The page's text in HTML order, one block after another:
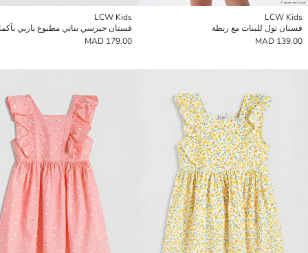
LCW Kids
فستان تول للبنات مع ربطة
139.00 MAD
LCW Kids
فستان جيرسي بناتي مطبوع باربي
179.00 MAD